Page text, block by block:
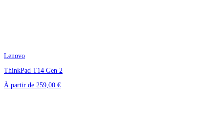
Lenovo
ThinkPad T14 Gen 2
À partir de 259,00 €